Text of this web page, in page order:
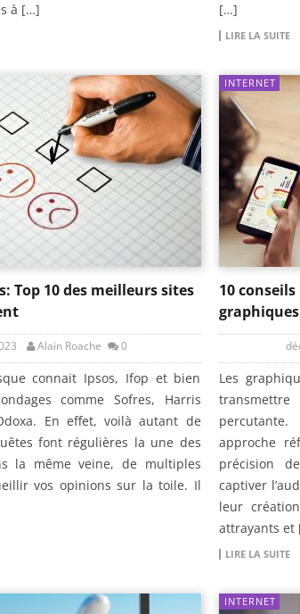
à […]
[…]
LIRE LA SUITE
Top 10 des meilleurs sites
Alain Roache 0
connait Ipsos, Ifop et bien
comme Sofres, Harris
En effet, voilà autant de
font régulières la une des
la même veine, de multiples
vos opinions sur la toile. Il
INTERNET
10
Les
approche
précision
captiver
leur
attrayants et
LIRE LA SUITE
INTERNET